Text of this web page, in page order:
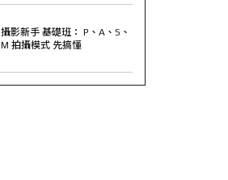
攝影新手 基礎班： P、A、S、
M 拍攝模式 先搞懂